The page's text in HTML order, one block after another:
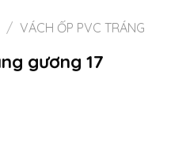
/ VÁCH ỐP PVC TRÁNG
gương 17